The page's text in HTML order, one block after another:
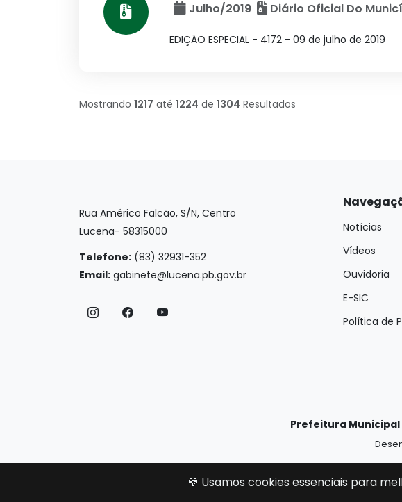
Julho/2019 Diário Oficial Do
EDIÇÃO ESPECIAL - 4172 - 09 de julho de 2019
Mostrando 1217 até 1224 de 1304 Resultados
Rua Américo Falcão, S/N, Centro
Lucena- 58315000
Telefone: (83) 32931-352
Email: gabinete@lucena.pb.gov.br
Notícias
Vídeos
Ouvidoria
E-SIC
Política de
Prefeitura Municipal
🍪 Usamos cookies essenciais para